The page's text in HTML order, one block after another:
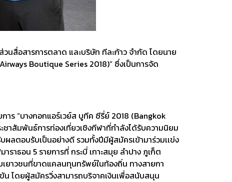
สื่อสารการตลาด และบริษัท ทีละก้าว จำกัด โดยนาย
Boutique Series 2018)” ซึ่งเป็นการจัด
าร “บางกอกแอร์เวย์ส บูทีค ซีรี่ย์ 2018 (Bangkok
าสัมพันธ์การท่องเที่ยวเชิงกีฬาที่กำลังได้รับความนิยม
ผลตอบรับเป็นอย่างดี รวมทั้งปีมีผู้สมัครเข้ามาร่วมเเข่ง
ราธอน 5 รายการที่ กระบี่ เกาะสมุย ลำปาง ภูเก็ต
บเยาวชนที่ขาดแคลนทุนทรัพย์ในท้องถิ่น ทางสายกา
ขัน โดยผู้สมัครวิ่งสามารถบริจาคเงินเพื่อสนับสนุน